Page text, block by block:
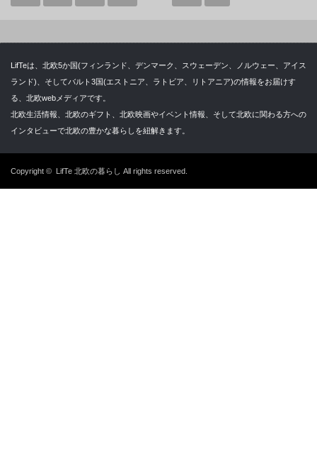
LifTeは、北欧5か国(フィンランド、デンマーク、スウェーデン、ノルウェー、アイス
ランド)、そしてバルト3国(エストニア、ラトビア、リトアニア)の情報をお届けす
る、北欧webメディアです。
北欧生活情報、北欧のギフト、北欧映画やイベント情報、そして北欧に関わる方への
インタビューで北欧の豊かな暮らしを紐解きます。
Copyright © LifTe 北欧の暮らし All rights reserved.